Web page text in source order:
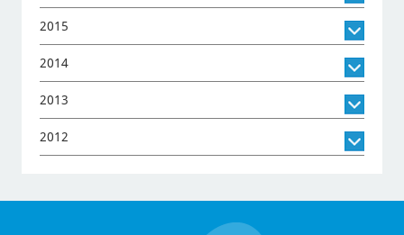
2015
2014
2013
2012